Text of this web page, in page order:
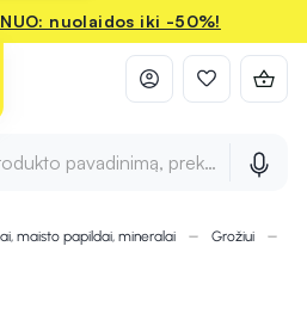
nuolaidos iki -50%!
pavadinimą, prekės ženklą ir
maisto papildai, mineralai Grožiui